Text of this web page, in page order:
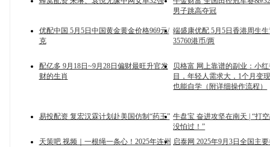
男子跳高夺冠
优配中国 5月5日中国黄金黄金价格969元/
克
端盛康优配 5月5日香港周生
35760港币/两
配亿多 9月18日~9月28日偏财最旺升官发
财的生肖
贝格富 网上靠谱的副业：小
目，年轻人需求大，1个月变
也能自学（附详细操作流程）
易投配资 复宏汉霖计划赴美国仿制“药王” 牛盘宝 奋进攻坚在南天 | “打
没怕过！”
天策吧 视频｜一根绳一条心！2025年连州 启泰网 2025年9月3日全国主